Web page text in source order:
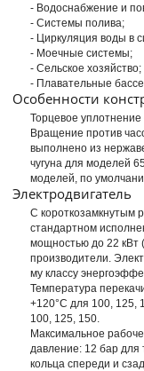
- Водоснабжение и
- Системы полива;
- Циркуляция воды в
- Моечные системы;
- Сельское хозяйство;
- Плавательные
Особенности
Торцевое уплотнение
Вращение против
выполнено из
чугуна для моделей
моделей, по
Электродвигатель
С короткозамкнутым
стандартном
мощностью до 22 кВт
производители.
му классу
Температура
+120°C для 100, 125,
100, 125, 150.
Максимальное
давление: 12 бар для
кольца спереди и